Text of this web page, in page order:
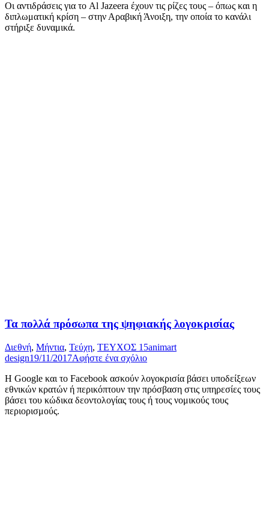
Οι αντιδράσεις για το Al Jazeera έχουν τις ρίζες τους – όπως και η
διπλωματική κρίση – στην Αραβική Άνοιξη, την οποία το κανάλι
στήριξε δυναμικά.
Τα πολλά πρόσωπα της ψηφιακής λογοκρισίας
Διεθνή, Μήντια, Τεύχη, ΤΕΥΧΟΣ 15animart
design19/11/2017Αφήστε ένα σχόλιο
Η Google και το Facebook ασκούν λογοκρισία βάσει υποδείξεων
εθνικών κρατών ή περικόπτουν την πρόσβαση στις υπηρεσίες τους
βάσει του κώδικα δεοντολογίας τους ή τους νομικούς τους
περιορισμούς.